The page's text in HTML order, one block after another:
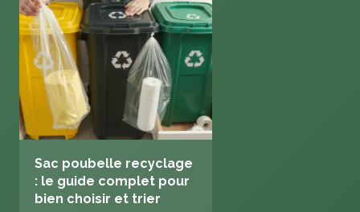
Sac poubelle recyclage
: le guide complet pour
bien choisir et trier